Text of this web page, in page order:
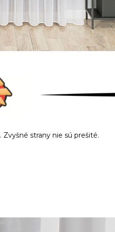
strany nie sú prešité.